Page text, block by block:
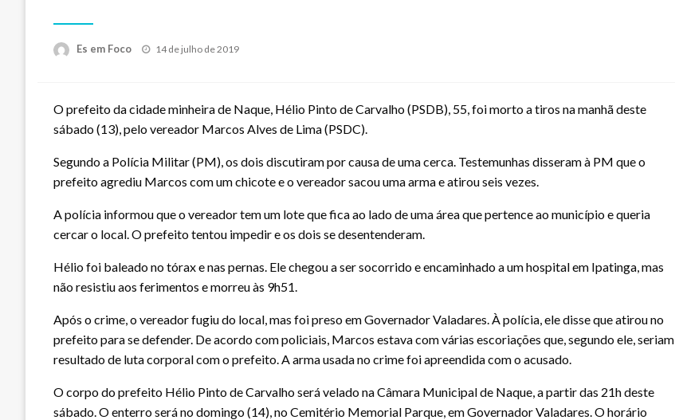
Es em Foco
Posted
14 de julho de 2019
O prefeito da cidade minheira de Naque, Hélio Pinto de Carvalho (PSDB), 55, foi morto a tiros na manhã deste
sábado (13), pelo vereador Marcos Alves de Lima (PSDC).
Segundo a Polícia Militar (PM), os dois discutiram por causa de uma cerca. Testemunhas disseram à PM que o
prefeito agrediu Marcos com um chicote e o vereador sacou uma arma e atirou seis vezes.
A polícia informou que o vereador tem um lote que fica ao lado de uma área que pertence ao município e queria
cercar o local. O prefeito tentou impedir e os dois se desentenderam.
Hélio foi baleado no tórax e nas pernas. Ele chegou a ser socorrido e encaminhado a um hospital em Ipatinga, mas
não resistiu aos ferimentos e morreu às 9h51.
Após o crime, o vereador fugiu do local, mas foi preso em Governador Valadares. À polícia, ele disse que atirou no
prefeito para se defender. De acordo com policiais, Marcos estava com várias escoriações que, segundo ele, seriam
resultado de luta corporal com o prefeito. A arma usada no crime foi apreendida com o acusado.
O corpo do prefeito Hélio Pinto de Carvalho será velado na Câmara Municipal de Naque, a partir das 21h deste
sábado. O enterro será no domingo (14), no Cemitério Memorial Parque, em Governador Valadares. O horário